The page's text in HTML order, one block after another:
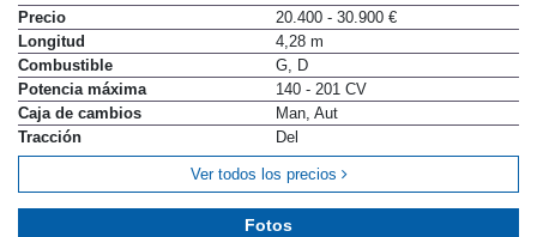
Precio
20.400 - 30.900 €
Longitud
4,28 m
Combustible
G, D
Potencia máxima
140 - 201 CV
Caja de cambios
Man, Aut
Tracción
Del
Ver todos los precios
Fotos